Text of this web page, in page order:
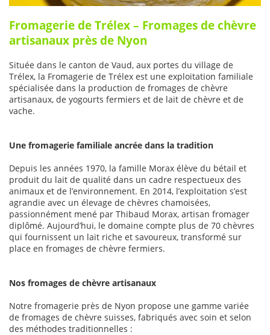
Fromagerie de Trélex – Fromages de chèvre
artisanaux près de Nyon
Située dans le canton de Vaud, aux portes du village de
Trélex, la Fromagerie de Trélex est une exploitation familiale
spécialisée dans la production de fromages de chèvre
artisanaux, de yogourts fermiers et de lait de chèvre et de
vache.
Une fromagerie familiale ancrée dans la tradition
Depuis les années 1970, la famille Morax élève du bétail et
produit du lait de qualité dans un cadre respectueux des
animaux et de l’environnement. En 2014, l’exploitation s’est
agrandie avec un élevage de chèvres chamoisées,
passionnément mené par Thibaud Morax, artisan fromager
diplômé. Aujourd’hui, le domaine compte plus de 70 chèvres
qui fournissent un lait riche et savoureux, transformé sur
place en fromages de chèvre fermiers.
Nos fromages de chèvre artisanaux
Notre fromagerie près de Nyon propose une gamme variée
de fromages de chèvre suisses, fabriqués avec soin et selon
des méthodes traditionnelles :